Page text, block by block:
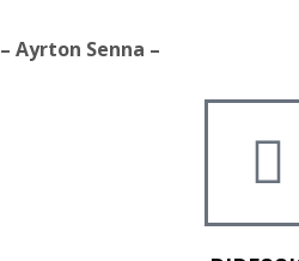
– Ayrton Senna –